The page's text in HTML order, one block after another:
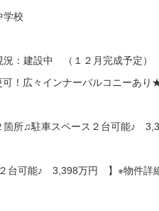
学校
況：建設中 （１２月完成予定）
可！広々インナーバルコニーあ
箇所♫駐車スペース２台可能♪
台可能♪ 3,398万円 】※物件詳